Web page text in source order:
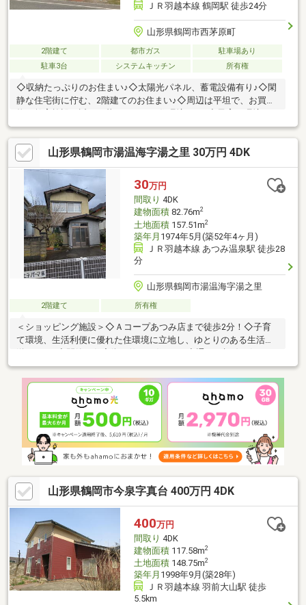
ＪＲ羽越本線 鶴岡駅 徒歩24分
山形県鶴岡市西茅原町
2階建て 都市ガス
駐車場あり
駐車3台
システムキッチン 所有権
◇収納たっぷりのお住まい♪◇太陽光パネル、蓄電設備有り♪◇閑
静な住宅街に佇む、2階建てのお住まい♪◇周辺は平坦で、お買い
生活利便に優れた住環境に立地し、ゆとりのある生活が送れます
♪◇落ち着いた住宅地で住環境良好です。◇暮らしを彩る設備・
仕様も充実しています
山形県鶴岡市湯温海字湯之里 30万円 4DK
30万円
間取り 4DK
建物面積82.76m2
土地面積157.51m2
築年月 1974年5月(築52年4ヶ月)
ＪＲ羽越本線 あつみ温泉駅 徒歩28
分
山形県鶴岡市湯温海字湯之里
2階建て 所有権
＜ショッピング施設＞◇Ａコープあつみ店まで徒歩2分！◇子育
て環境、生活利便に優れた住環境に立地し、ゆとりのある生活が
らず、ゆったり過ごせる立地です。◇癒しの和室は、足を伸ばし
てのんびり寛ぐことも♪◇豊富な収納スペースですっきりした生
活を叶えます♪◇緑豊かな閑静な住宅街は住環境良好です♪詳細は
お問い合わせ下さい０２３４－４３－０８５７※再建築不可詳細
は鶴岡市建築課へお問い合わせください。※土砂災害警戒区域
（土石流）
山形県鶴岡市今泉字真台 400万円 4DK
400万円
間取り 4DK
建物面積117.58m2
土地面積148.75m2
築年月 1998年9月(築28年)
ＪＲ羽越本線 羽前大山駅 徒歩
5.5km